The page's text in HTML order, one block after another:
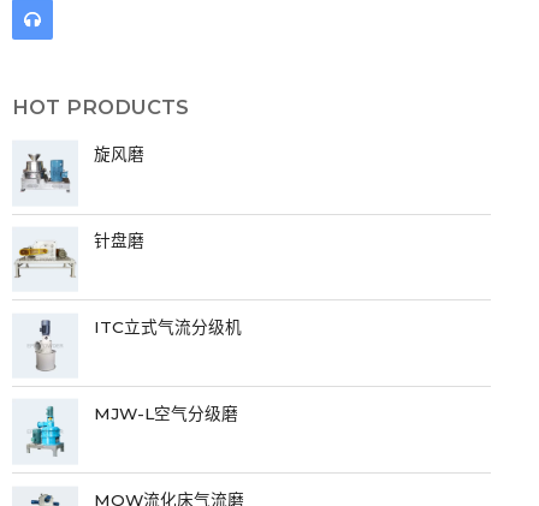
HOT PRODUCTS
旋风磨
针盘磨
ITC立式气流分级机
MJW-L空气分级磨
MQW流化床气流磨